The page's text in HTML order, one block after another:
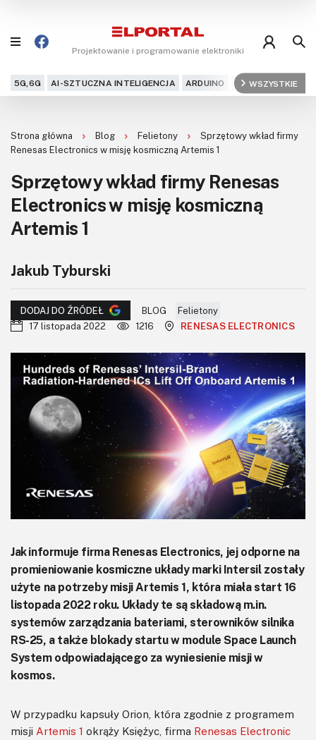
Projektowanie i programowanie elektroniki
5G,6G AI-SZTUCZNA INTELIGENCJA ARDUINO ARM AUDIO
WSZYSTKIE
Projekty
Kursy
DIY+
KITy AVT
Kontakt
Newsletter
Magazyny
Archiwum
Do pobrania
Strona główna Blog Felietony
Sprzętowy wkład firmy
Renesas Electronics w misję kosmiczną Artemis 1
Sprzętowy wkład firmy Renesas
Electronics w misję kosmiczną
Artemis 1
Jakub Tyburski
DODAJ DO ŹRÓDEŁ BLOG
Felietony
17 listopada 2022
1216 RENESAS ELECTRONICS
Jak informuje firma Renesas Electronics, jej odporne na
promieniowanie kosmiczne układy marki Intersil zostały
użyte na potrzeby misji Artemis 1, która miała start 16
listopada 2022 roku. Układy te są składową m.in.
systemów zarządzania bateriami, sterowników silnika
RS-25, a także blokady startu w module Space Launch
System odpowiadającego za wyniesienie misji w
kosmos.
W przypadku kapsuły Orion, która zgodnie z programem
misji Artemis 1 okrąży Księżyc, firma Renesas Electronic